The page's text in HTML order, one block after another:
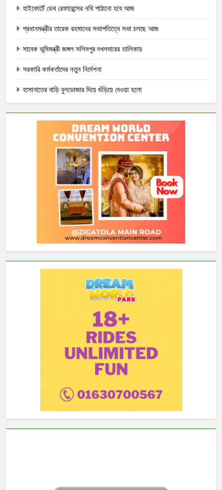
হাইকোর্টে ডেথ রেফারেন্সের নথি পাঠানো হবে আজ
প্রধানমন্ত্রীর তারেক রহমানের সভাপতিত্বে সভা চলছে আজ
সাবেক ভূমিমন্ত্রী জঙ্গল সলিমপুর দখলদারের তালিকায়
সরকারি কর্মকর্তাদের নতুন নির্দেশনা
হাসানাতের বাড়ি বুলডোজার দিয়ে গুঁড়িয়ে দেওয়া হলো